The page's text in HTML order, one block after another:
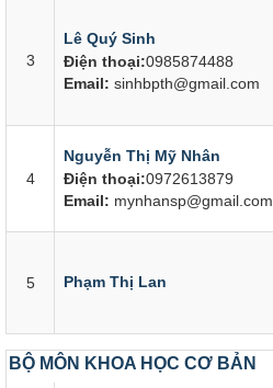
3
Lê Quý Sinh
Điện thoại:0985874488
Email: sinhbpth@gmail.com
4
Nguyễn Thị Mỹ Nhân
Điện thoại:0972613879
Email: mynhansp@gmail.com
5 Phạm Thị Lan
BỘ MÔN KHOA HỌC CƠ BẢN